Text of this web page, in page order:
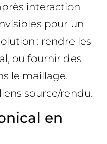
interaction
pour un
: rendre les
ou fournir des
le maillage.
source/rendu.
en